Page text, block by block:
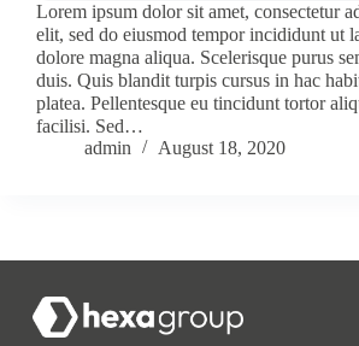
Lorem ipsum dolor sit amet, consectetur
elit, sed do eiusmod tempor incididunt ut
dolore magna aliqua. Scelerisque purus
duis. Quis blandit turpis cursus in hac
platea. Pellentesque eu tincidunt tortor
facilisi. Sed…
admin
August 18, 2020